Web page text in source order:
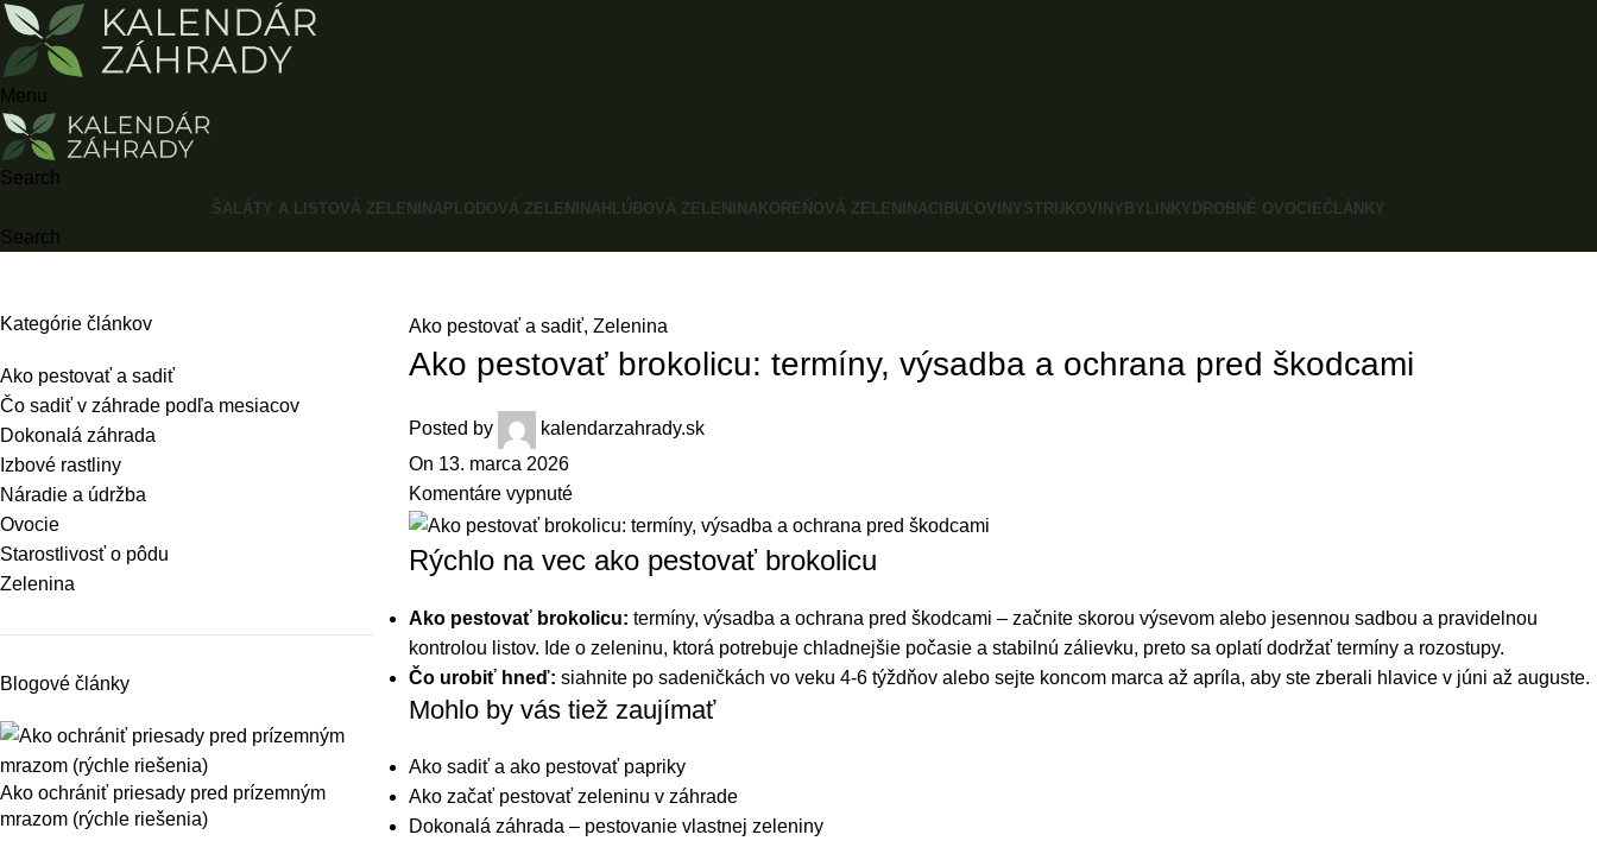
Menu
Search
ŠALÁTY A LISTOVÁ ZELENINA PLODOVÁ ZELENINA HLÚBOVÁ ZELENINA KOREŇOVÁ ZELENINACIBUĽOVINYSTRUKOVINY BYLINKY DROBNÉ OVOCIEČLÁNKY
Search
Kategórie článkov
Ako pestovať a sadiť
Čo sadiť v záhrade podľa mesiacov
Dokonalá záhrada
Izbové rastliny
Náradie a údržba
Ovocie
Starostlivosť o pôdu
Zelenina
Blogové články
Ako ochrániť priesady pred prízemným
mrazom (rýchle riešenia)
Ako pestovať a sadiť, Zelenina
Ako pestovať brokolicu: termíny, výsadba a ochrana pred škodcami
Posted by
kalendarzahrady.sk
On 13. marca 2026
Komentáre vypnuté
Rýchlo na vec ako pestovať brokolicu
Ako pestovať brokolicu: termíny, výsadba a ochrana pred škodcami – začnite skorou výsevom alebo jesennou sadbou a pravidelnou
kontrolou listov. Ide o zeleninu, ktorá potrebuje chladnejšie počasie a stabilnú zálievku, preto sa oplatí dodržať termíny a rozostupy.
Čo urobiť hneď: siahnite po sadeničkách vo veku 4-6 týždňov alebo sejte koncom marca až apríla, aby ste zberali hlavice v júni až auguste.
Mohlo by vás tiež zaujímať
Ako sadiť a ako pestovať papriky
Ako začať pestovať zeleninu v záhrade
Dokonalá záhrada – pestovanie vlastnej zeleniny